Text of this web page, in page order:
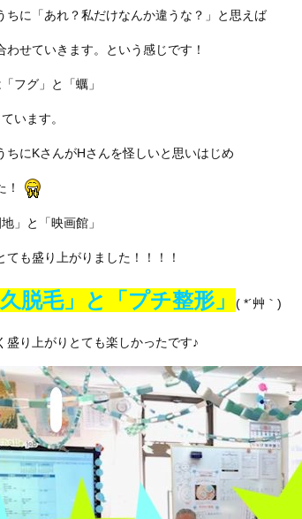
ちに「あれ？私だけなんか違うな？」と思えば
わせていきます。という感じです！
フグ」と「蠣」
います。
ちにKさんがHさんを怪しいと思いはじめ
！
」と「映画館」
ても盛り上がりました！！！！
久脱毛」と「プチ整形」 ( *´艸｀)
盛り上がりとても楽しかったです♪